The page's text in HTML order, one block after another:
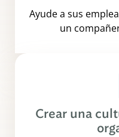
Ayude a sus
un
Crear una